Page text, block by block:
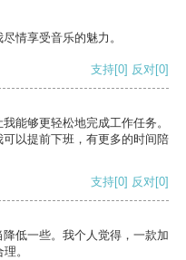
情享受音乐的魅力。
支持[0] 反对[0]
能够更轻松地完成工作任务。
以提前下班，有更多的时间陪
支持[0] 反对[0]
低一些。我个人觉得，一款加
。